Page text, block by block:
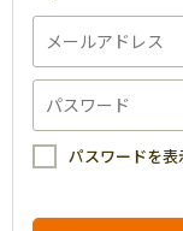
パスワードを表